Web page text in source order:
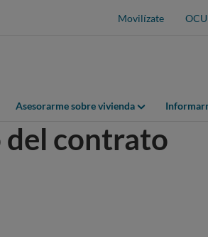
Movilízate
Asesorarme sobre vivienda
contrato